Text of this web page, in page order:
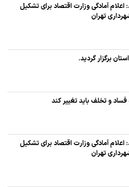
آمادگی وزارت اقتصاد برای تشكیل
تهران
برگزار گردید.
فساد و تخلف باید تغییر كند
آمادگی وزارت اقتصاد برای تشكیل
تهران